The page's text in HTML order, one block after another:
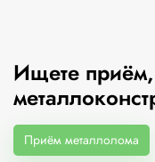
Ищете
Приём металлолома